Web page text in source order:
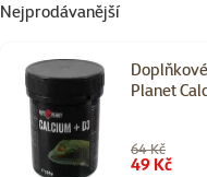
Nejprodávanější
Planet
64 Kč
49 Kč